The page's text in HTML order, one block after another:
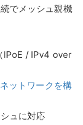
でメッシュ親機
IPoE / IPv4 over
ットワークを構
ュに対応